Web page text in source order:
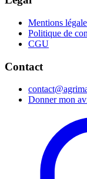
Mentions
Politique de
CGU
Contact
Donner mon